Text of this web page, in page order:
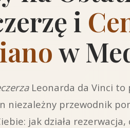
i
w
Leonarda da Vinci to
niezależny przewodnik
jak działa rezerwacja,